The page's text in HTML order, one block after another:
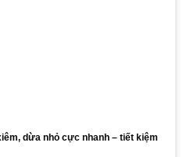
dừa nhỏ cực nhanh – tiết kiệm